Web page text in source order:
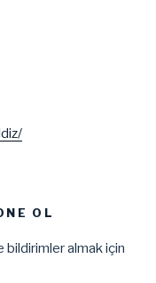
OL
almak için